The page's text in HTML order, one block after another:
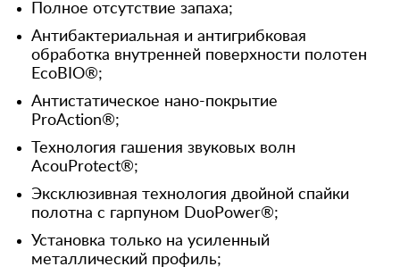
Полное отсутствие запаха;
Антибактериальная и антигрибковая
обработка внутренней поверхности полотен
EcoBIO®;
Антистатическое нано-покрытие
ProAction®;
Технология гашения звуковых волн
AcouProtect®;
Эксклюзивная технология двойной спайки
полотна с гарпуном DuoPower®;
Установка только на усиленный
металлический профиль;